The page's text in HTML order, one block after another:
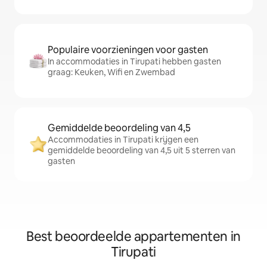
Populaire voorzieningen voor gasten
In accommodaties in Tirupati hebben gasten
graag: Keuken, Wifi en Zwembad
Gemiddelde beoordeling van 4,5
Accommodaties in Tirupati krijgen een
gemiddelde beoordeling van 4,5 uit 5 sterren van
gasten
Best beoordeelde appartementen in
Tirupati